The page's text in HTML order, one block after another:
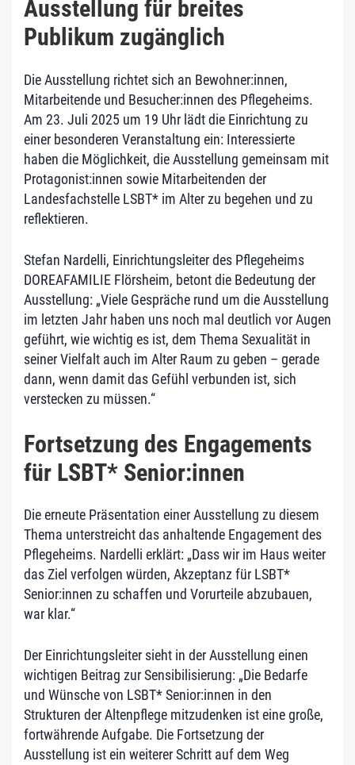
Ausstellung für breites
Publikum zugänglich
Die Ausstellung richtet sich an Bewohner:innen,
Mitarbeitende und Besucher:innen des Pflegeheims.
Am 23. Juli 2025 um 19 Uhr lädt die Einrichtung zu
einer besonderen Veranstaltung ein: Interessierte
haben die Möglichkeit, die Ausstellung gemeinsam mit
Protagonist:innen sowie Mitarbeitenden der
Landesfachstelle LSBT* im Alter zu begehen und zu
reflektieren.
Stefan Nardelli, Einrichtungsleiter des Pflegeheims
DOREAFAMILIE Flörsheim, betont die Bedeutung der
Ausstellung: „Viele Gespräche rund um die Ausstellung
im letzten Jahr haben uns noch mal deutlich vor Augen
geführt, wie wichtig es ist, dem Thema Sexualität in
seiner Vielfalt auch im Alter Raum zu geben – gerade
dann, wenn damit das Gefühl verbunden ist, sich
verstecken zu müssen.“
Fortsetzung des Engagements
für LSBT* Senior:innen
Die erneute Präsentation einer Ausstellung zu diesem
Thema unterstreicht das anhaltende Engagement des
Pflegeheims. Nardelli erklärt: „Dass wir im Haus weiter
das Ziel verfolgen würden, Akzeptanz für LSBT*
Senior:innen zu schaffen und Vorurteile abzubauen,
war klar.“
Der Einrichtungsleiter sieht in der Ausstellung einen
wichtigen Beitrag zur Sensibilisierung: „Die Bedarfe
und Wünsche von LSBT* Senior:innen in den
Strukturen der Altenpflege mitzudenken ist eine große,
fortwährende Aufgabe. Die Fortsetzung der
Ausstellung ist ein weiterer Schritt auf dem Weg